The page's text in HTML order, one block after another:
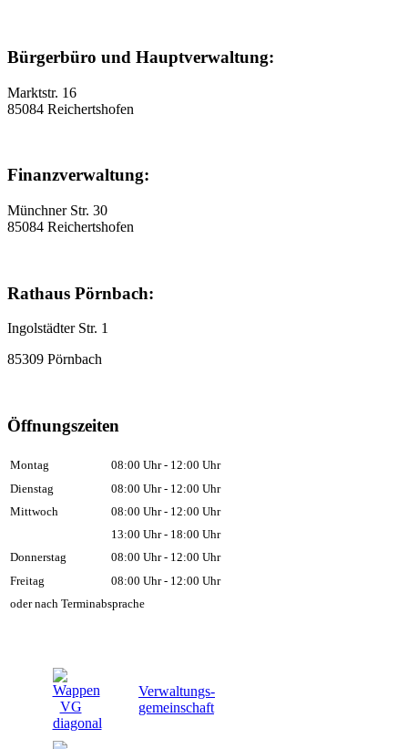
Bürgerbüro und Hauptverwaltung:
Marktstr. 16
85084 Reichertshofen
Finanzverwaltung:
Münchner Str. 30
85084 Reichertshofen
Rathaus Pörnbach:
Ingolstädter Str. 1
85309 Pörnbach
Öffnungszeiten
Montag
08:00 Uhr - 12:00 Uhr
Dienstag
08:00 Uhr - 12:00 Uhr
Mittwoch
08:00 Uhr - 12:00 Uhr
13:00 Uhr - 18:00 Uhr
Donnerstag
08:00 Uhr - 12:00 Uhr
Freitag
08:00 Uhr - 12:00 Uhr
oder nach Terminabsprache
Verwaltungs-
gemeinschaft